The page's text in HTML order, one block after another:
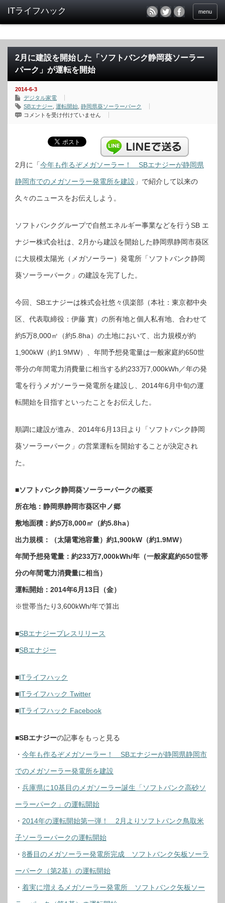
menu
2月に建設を開始した「ソフトバンク静岡葵ソーラー
パーク」が運転を開始
2014-6-3
デジタル家電
SBエナジー 運転開始 静岡県葵ソーラーパーク
2
し
た
フ
ト
ン
葵
ソ
ラ
ー
ー
が
運
始
は
コメントを受け付けていません
2月に「今年も作るぞメガソーラー！ SBエナジーが静岡県
静岡市でのメガソーラー発電所を建設 」で紹介して以来の
久々のニュースをお伝えしよう。
ソフトバンクグループで自然エネルギー事業などを行うSB エ
ナジー株式会社は、2月から建設を開始した静岡県静岡市葵区
に大規模太陽光（メガソーラー）発電所「ソフトバンク静岡
葵ソーラーパーク」の建設を完了した。
今回、SBエナジーは株式会社悠々倶楽部（本社：東京都中央
区、代表取締役：伊藤 實）の所有地と個人私有地、合わせて
約5万8,000㎡（約5.8ha）の土地において、出力規模が約
1,900kW（約1.9MW）、年間予想発電量は一般家庭約650世
帯分の年間電力消費量に相当する約233万7,000kWh／年の発
電を行うメガソーラー発電所を建設し、2014年6月中旬の運
転開始を目指すといったことをお伝えした。
順調に建設が進み、2014年6月13日より「ソフトバンク静岡
葵ソーラーパーク」の営業運転を開始することが決定され
た。
■ソフトバンク静岡葵ソーラーパークの概要
所在地：静岡県静岡市葵区中ノ郷
敷地面積：約5万8,000㎡（約5.8ha）
出力規模：（太陽電池容量）約1,900kW（約1.9MW）
年間予想発電量：約233万7,000kWh/年（一般家庭約650世帯
分の年間電力消費量に相当）
運転開始：2014年6月13日（金）
※世帯当たり3,600kWh/年で算出
■SBエナジープレスリリース
■SBエナジー
■ITライフハック
■ITライフハック Twitter
■ITライフハック Facebook
■SBエナジーの記事をもっと見る
・ 今年も作るぞメガソーラー！ SBエナジーが静岡県静岡市
でのメガソーラー発電所を建設
・ 兵庫県に10基目のメガソーラー誕生「ソフトバンク高砂ソ
ーラーパーク」の運転開始
・ 2014年の運転開始第一弾！ 2月よりソフトバンク鳥取米
子ソーラーパークの運転開始
・ 8番目のメガソーラー発電所完成 ソフトバンク矢板ソーラ
ーパーク（第2基）の運転開始
・ 着実に増えるメガソーラー発電所 ソフトバンク矢板ソー